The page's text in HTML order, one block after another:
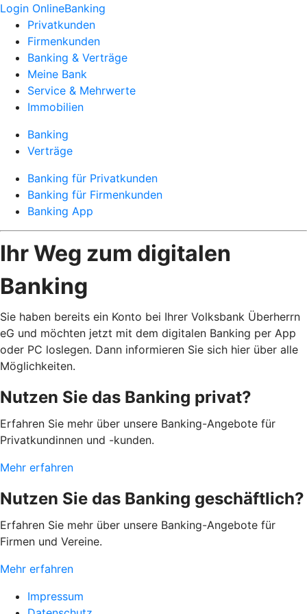
Login OnlineBanking
Privatkunden
Firmenkunden
Banking & Verträge
Meine Bank
Service & Mehrwerte
Immobilien
Banking
Verträge
Banking für Privatkunden
Banking für Firmenkunden
Banking App
Ihr Weg zum digitalen
Banking
Sie haben bereits ein Konto bei Ihrer Volksbank Überherrn
eG und möchten jetzt mit dem digitalen Banking per App
oder PC loslegen. Dann informieren Sie sich hier über alle
Möglichkeiten.
Nutzen Sie das Banking privat?
Erfahren Sie mehr über unsere Banking-Angebote für
Privatkundinnen und -kunden.
Mehr erfahren
Nutzen Sie das Banking geschäftlich?
Erfahren Sie mehr über unsere Banking-Angebote für
Firmen und Vereine.
Mehr erfahren
Impressum